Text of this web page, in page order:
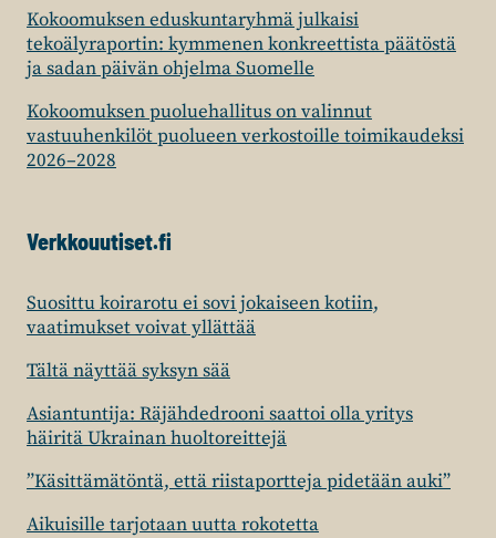
Kokoomuksen eduskuntaryhmä julkaisi
tekoälyraportin: kymmenen konkreettista päätöstä
ja sadan päivän ohjelma Suomelle
Kokoomuksen puoluehallitus on valinnut
vastuuhenkilöt puolueen verkostoille toimikaudeksi
2026–2028
Verkkouutiset.fi
Suosittu koirarotu ei sovi jokaiseen kotiin,
vaatimukset voivat yllättää
Tältä näyttää syksyn sää
Asiantuntija: Räjähdedrooni saattoi olla yritys
häiritä Ukrainan huoltoreittejä
”Käsittämätöntä, että riistaportteja pidetään auki”
Aikuisille tarjotaan uutta rokotetta